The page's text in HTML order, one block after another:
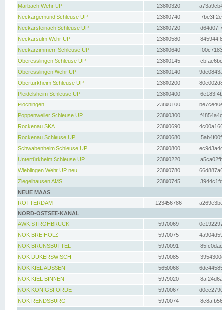
Marbach Wehr UP
23800320
Neckargemünd Schleuse UP
23800740
Neckarsteinach Schleuse UP
23800720
Neckarsulm Wehr UP
23800580
Neckarzimmern Schleuse UP
23800640
Oberesslingen Schleuse UP
23800145
Oberesslingen Wehr UP
23800140
Obertürkheim Schleuse UP
23800200
Pleidelsheim Schleuse UP
23800400
Plochingen
23800100
Poppenweiler Schleuse UP
23800300
Rockenau SKA
23800690
Rockenau Schleuse UP
23800680
Schwabenheim Schleuse UP
23800800
Untertürkheim Schleuse UP
23800220
Wieblingen Wehr UP neu
23800780
Ziegelhausen AMS
23800745
NEUE MAAS
ROTTERDAM
123456786
NORD-OSTSEE-KANAL
AWK STROHBRÜCK
5970069
NOK BREIHOLZ
5970075
NOK BRUNSBÜTTEL
5970091
NOK DÜKERSWISCH
5970085
NOK KIEL AUSSEN
5650068
NOK KIEL BINNEN
5979020
NOK KÖNIGSFÖRDE
5970067
NOK RENDSBURG
5970074